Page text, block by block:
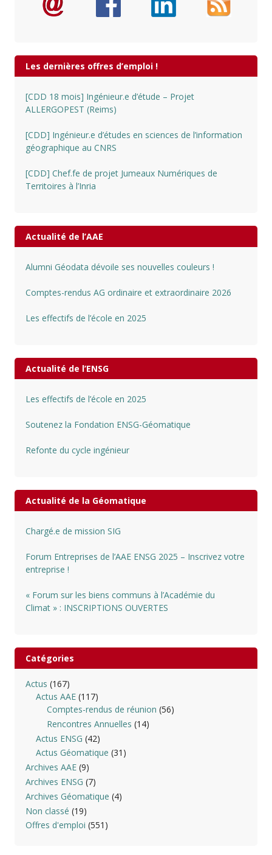
Les dernières offres d’emploi !
[CDD 18 mois] Ingénieur.e d’étude – Projet
ALLERGOPEST (Reims)
[CDD] Ingénieur.e d’études en sciences de l’information
géographique au CNRS
[CDD] Chef.fe de projet Jumeaux Numériques de
Territoires à l’Inria
Actualité de l’AAE
Alumni Géodata dévoile ses nouvelles couleurs !
Comptes-rendus AG ordinaire et extraordinaire 2026
Les effectifs de l’école en 2025
Actualité de l’ENSG
Les effectifs de l’école en 2025
Soutenez la Fondation ENSG-Géomatique
Refonte du cycle ingénieur
Actualité de la Géomatique
Chargé.e de mission SIG
Forum Entreprises de l’AAE ENSG 2025 – Inscrivez votre
entreprise !
« Forum sur les biens communs à l’Académie du
Climat » : INSCRIPTIONS OUVERTES
Catégories
Actus (167)
Actus AAE (117)
Comptes-rendus de réunion (56)
Rencontres Annuelles (14)
Actus ENSG (42)
Actus Géomatique (31)
Archives AAE(9)
Archives ENSG (7)
Archives Géomatique (4)
Non classé (19)
Offres d'emploi (551)